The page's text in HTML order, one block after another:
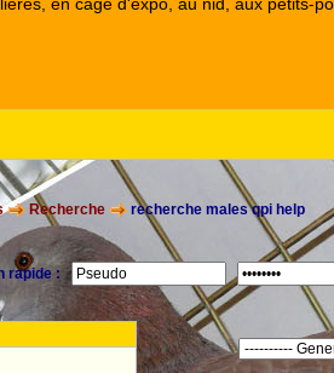
Recherche recherche males qpi help
rapide :